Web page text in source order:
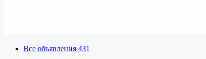
Все объявления 431